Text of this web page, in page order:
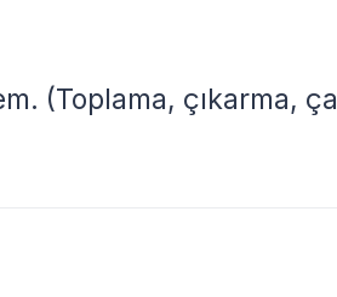
(Toplama, çıkarma,